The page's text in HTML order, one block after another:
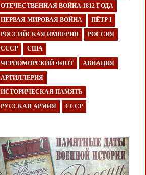
ОТЕЧЕСТВЕННАЯ ВОЙНА 1812 ГОДА
ПЕРВАЯ МИРОВАЯ ВОЙНА ПЁТР I
РОССИЙСКАЯ ИМПЕРИЯ РОССИЯ
СССР США
ЧЕРНОМОРСКИЙ ФЛОТ АВИАЦИЯ
АРТИЛЛЕРИЯ
ИСТОРИЧЕСКАЯ ПАМЯТЬ
РУССКАЯ АРМИЯ СССР